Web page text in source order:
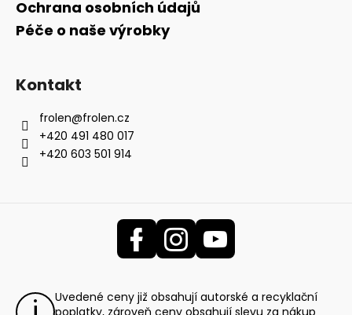
Ochrana osobních údajů
Péče o naše výrobky
Kontakt
frolen@frolen.cz
+420 491 480 017
+420 603 501 914
Uvedené ceny již obsahují autorské a recyklační
poplatky, zároveň ceny obsahují slevu za nákup